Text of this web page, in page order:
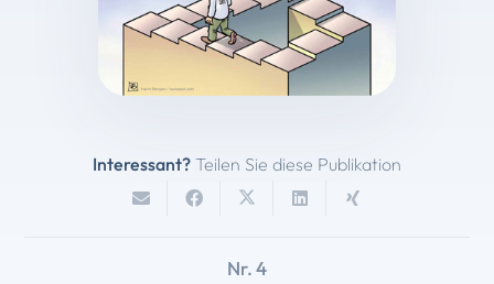
Interessant? Teilen Sie diese Publikation
Nr. 4